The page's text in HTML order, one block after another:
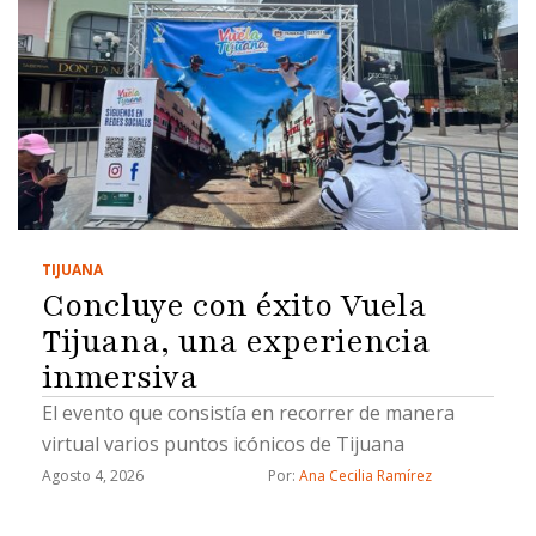
TIJUANA
Concluye con éxito Vuela
Tijuana, una experiencia
inmersiva
El evento que consistía en recorrer de manera
virtual varios puntos icónicos de Tijuana
Agosto 4, 2026 Por: Ana Cecilia Ramírez